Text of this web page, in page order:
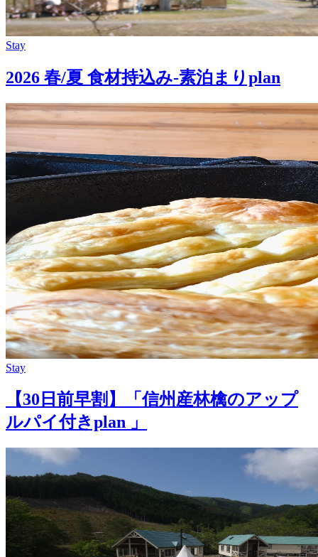
Stay
2026 春/夏 食材持込み-素泊まりplan
Stay
【30日前早割】「信州産林檎のアップ
ルパイ付きplan 」